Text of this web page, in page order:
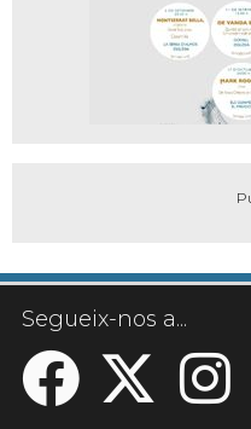
Segueix-nos a...